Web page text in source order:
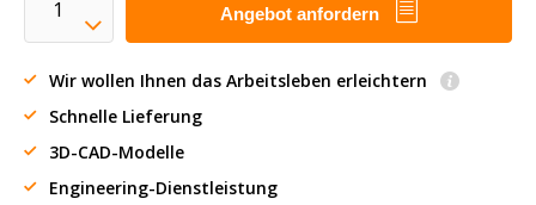
Angebot anfordern
Wir wollen Ihnen das Arbeitsleben erleichtern
Schnelle Lieferung
3D-CAD-Modelle
Engineering-Dienstleistung